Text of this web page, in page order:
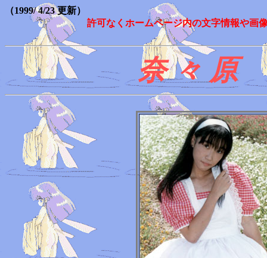
（1999/ 4/23 更新）
許可なくホームページ内の文字情報や画
奈 々